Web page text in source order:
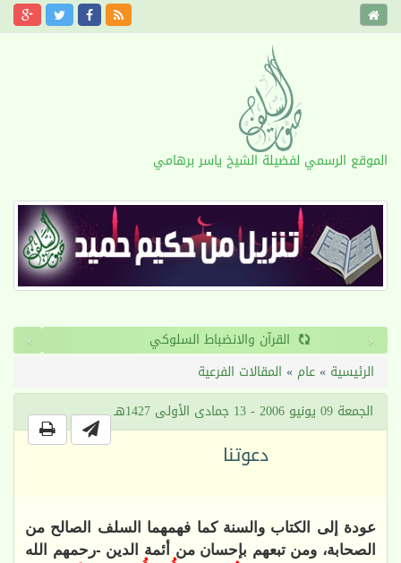
الموقع الرسمي لفضيلة الشيخ ياسر برهامي
القرآن والانضباط السلوكي ‹
›
الرئيسية »عام » المقالات الفرعية
الجمعة 09 يونيو 2006 - 13 جمادى الأولى 1427هـ
دعوتنا
عودة إلى الكتاب والسنة كما فهمهما السلف الصالح من
الصحابة، ومن تبعهم بإحسان من أئمة الدين -رحمهم الله